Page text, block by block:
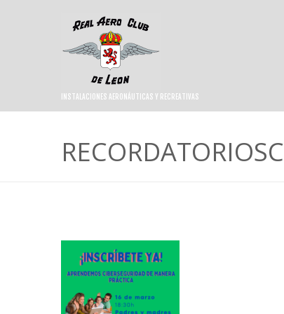
INSTALACIONES AERONÁUTICAS Y RECREATIVAS